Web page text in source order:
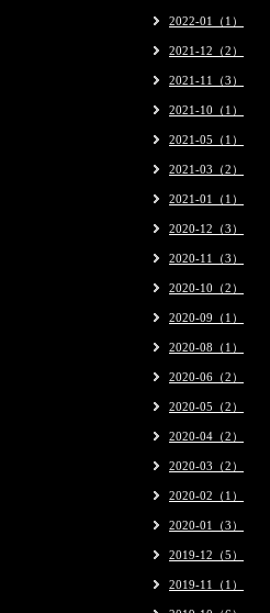
2022-01（1）
2021-12（2）
2021-11（3）
2021-10（1）
2021-05（1）
2021-03（2）
2021-01（1）
2020-12（3）
2020-11（3）
2020-10（2）
2020-09（1）
2020-08（1）
2020-06（2）
2020-05（2）
2020-04（2）
2020-03（2）
2020-02（1）
2020-01（3）
2019-12（5）
2019-11（1）